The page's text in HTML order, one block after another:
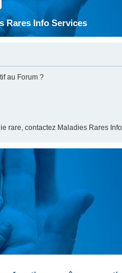
Rares Info Services
au Forum ?
rare, contactez Maladies Rares